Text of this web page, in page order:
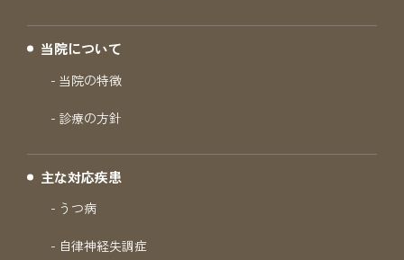
当院について
当院の特徴
診療の方針
主な対応疾患
うつ病
自律神経失調症